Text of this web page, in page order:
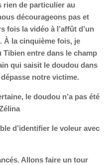
rien de particulier au
décourageons pas et
fois la vidéo à l’affût d’un
À la cinquième fois, je
Tibien entre dans le champ
qui saisit le doudou dans
notre victime.
le doudou n’a pas été
d’identifier le voleur avec
Allons faire un tour